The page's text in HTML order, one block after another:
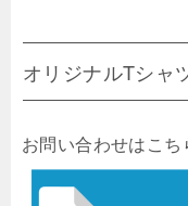
オリジナルTシャ
お問い合わせはこち